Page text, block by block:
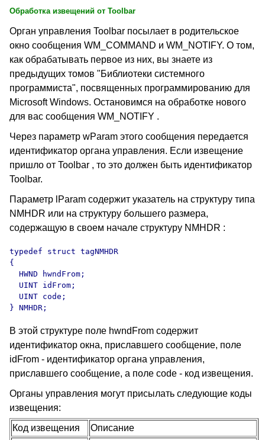
Обработка извещений от Toolbar
Орган управления Toolbar посылает в родительское
окно сообщения WM_COMMAND и WM_NOTIFY. О том,
как обрабатывать первое из них, вы знаете из
предыдущих томов "Библиотеки системного
программиста", посвященных программированию для
Microsoft Windows. Остановимся на обработке нового
для вас сообщения WM_NOTIFY .
Через параметр wParam этого сообщения передается
идентификатор органа управления. Если извещение
пришло от Toolbar , то это должен быть идентификатор
Toolbar.
Параметр lParam содержит указатель на структуру типа
NMHDR или на структуру большего размера,
содержащую в своем начале структуру NMHDR :
typedef struct tagNMHDR
{
  HWND hwndFrom;
  UINT idFrom;
  UINT code;
В этой структуре поле hwndFrom содержит
идентификатор окна, приславшего сообщение, поле
idFrom - идентификатор органа управления,
приславшего сообщение, а поле code - код извещения.
Органы управления могут присылать следующие коды
извещения:
Код извещения
Описание